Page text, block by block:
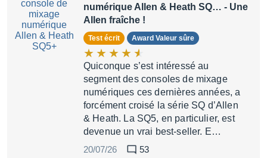
numérique Allen & Heath SQ… - Une
Allen fraîche !
Test écrit Award Valeur sûre
Quiconque s’est intéressé au
segment des consoles de mixage
numériques ces dernières années, a
forcément croisé la série SQ d’Allen
& Heath. La SQ5, en particulier, est
devenue un vrai best-seller. E…
20/07/26
53